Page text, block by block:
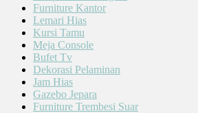
Furniture Kantor
Lemari Hias
Kursi Tamu
Meja Console
Bufet Tv
Dekorasi Pelaminan
Jam Hias
Gazebo Jepara
Furniture Trembesi Suar